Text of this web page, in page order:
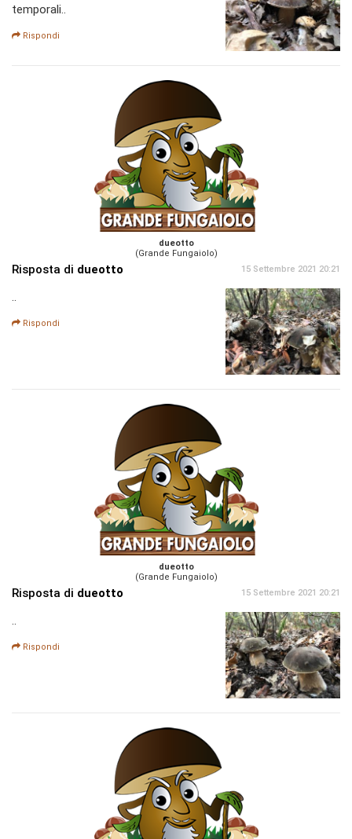
temporali..
Rispondi
dueotto
(Grande Fungaiolo)
Risposta di dueotto 15 Settembre 2021 20:21
..
Rispondi
dueotto
(Grande Fungaiolo)
Risposta di dueotto 15 Settembre 2021 20:21
..
Rispondi